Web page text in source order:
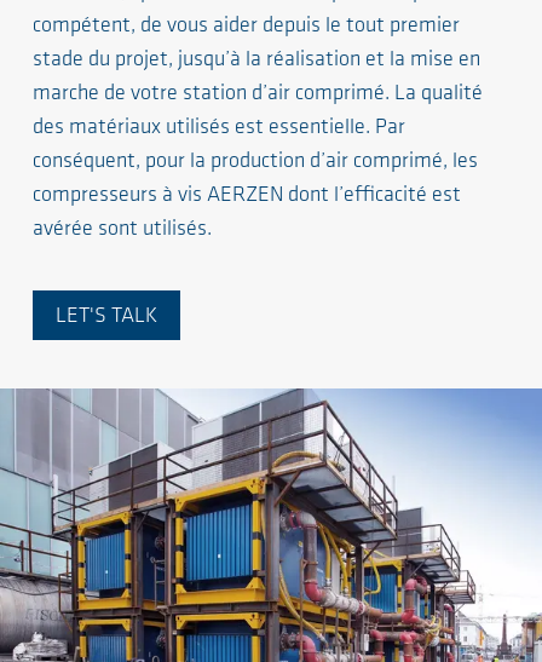
compétent, de vous aider depuis le tout premier
stade du projet, jusqu’à la réalisation et la mise en
marche de votre station d’air comprimé. La qualité
des matériaux utilisés est essentielle. Par
conséquent, pour la production d’air comprimé, les
compresseurs à vis AERZEN dont l’efficacité est
avérée sont utilisés.
LET'S TALK